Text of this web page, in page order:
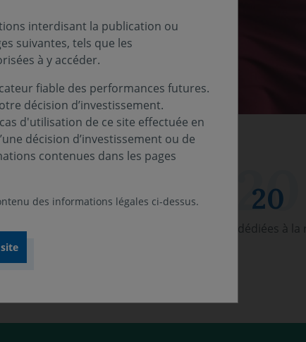
36
gérants / analystes
20
personnes dédiées à
interdisant la publication ou
suivantes, tels que les
à y accéder.
fiable des performances futures.
décision d’investissement.
d'utilisation de ce site effectuée en
décision d’investissement ou de
contenues dans les pages
des informations légales ci-dessus.